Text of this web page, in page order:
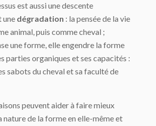
est aussi une descente
une dégradation : la pensée de la vie
animal, puis comme cheval ;
une forme, elle engendre la forme
parties organiques et ses capacités :
sabots du cheval et sa faculté de
peuvent aider à faire mieux
nature de la forme en elle-même et